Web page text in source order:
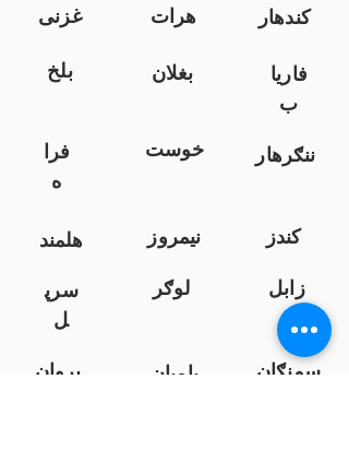
غزنی هرات
کندهار
بلخ
بغلان
فاریا
ب
فرا
ه
خوست ننګرهار
هلمند نیمروز
کندز
سرپ
ل
لوګر زابل
پروان بامیان سمنګان